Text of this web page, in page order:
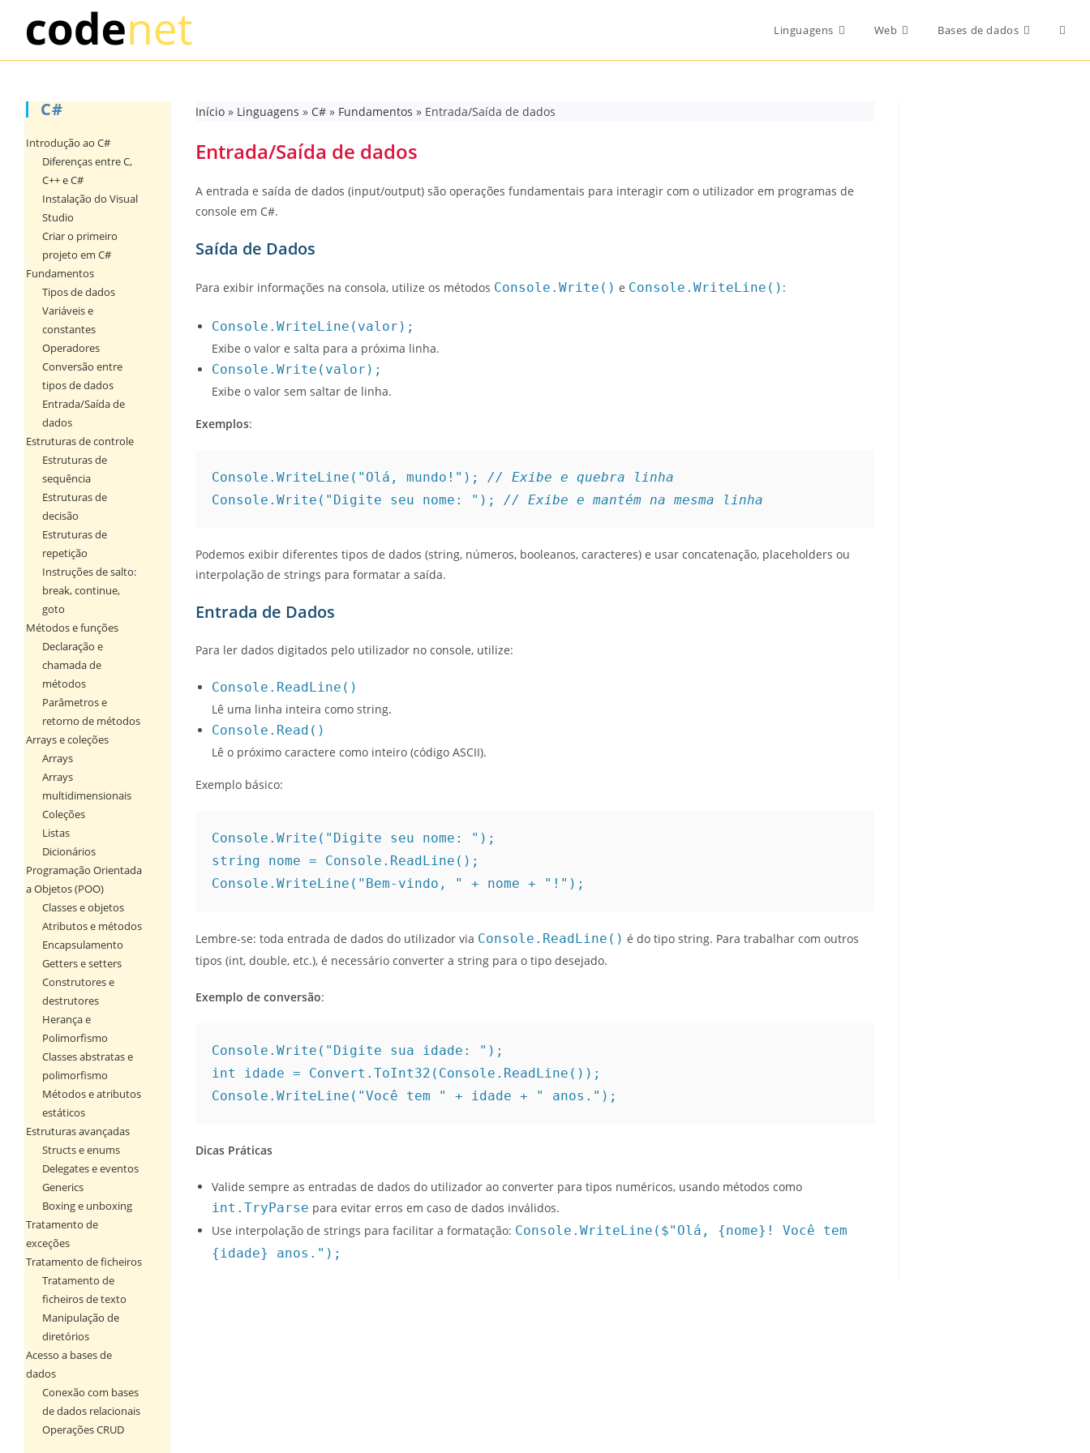
content
Linguagens Web Bases de dados
Início» Linguagens » C#» Fundamentos » Entrada/Saída de dados
Entrada/Saída de dados
A entrada e saída de dados (input/output) são operações fundamentais para interagir com o utilizador em programas de
console em C#.
Saída de Dados
Para exibir informações na consola, utilize os métodos Console.Write() e Console.WriteLine() :
Console.WriteLine(valor);
Exibe o valor e salta para a próxima linha.
Console.Write(valor);
Exibe o valor sem saltar de linha.
Exemplos:
Console.WriteLine("Olá, mundo!"); // Exibe e quebra linha
Console.Write("Digite seu nome: "); // Exibe e mantém na mesma linha
Podemos exibir diferentes tipos de dados (string, números, booleanos, caracteres) e usar concatenação, placeholders ou
interpolação de strings para formatar a saída.
Entrada de Dados
Para ler dados digitados pelo utilizador no console, utilize:
Console.ReadLine()
Lê uma linha inteira como string.
Console.Read()
Lê o próximo caractere como inteiro (código ASCII).
Exemplo básico:
Console.Write("Digite seu nome: ");
string nome = Console.ReadLine();
Console.WriteLine("Bem-vindo, " + nome + "!");
Lembre-se: toda entrada de dados do utilizador via Console.ReadLine() é do tipo string. Para trabalhar com outros
tipos (int, double, etc.), é necessário converter a string para o tipo desejado.
Exemplo de conversão:
Console.Write("Digite sua idade: ");
int idade = Convert.ToInt32(Console.ReadLine());
Console.WriteLine("Você tem " + idade + " anos.");
Dicas Práticas
Valide sempre as entradas de dados do utilizador ao converter para tipos numéricos, usando métodos como
int.TryParse para evitar erros em caso de dados inválidos.
Use interpolação de strings para facilitar a formatação: Console.WriteLine($"Olá, {nome}! Você tem
{idade} anos.");
C#
Introdução ao C#
Diferenças entre C,
C++ e C#
Instalação do Visual
Studio
Criar o primeiro
projeto em C#
Fundamentos
Tipos de dados
Variáveis e
constantes
Operadores
Conversão entre
tipos de dados
Entrada/Saída de
dados
Estruturas de controle
Estruturas de
sequência
Estruturas de
decisão
Estruturas de
repetição
Instruções de salto:
break, continue,
goto
Métodos e funções
Declaração e
chamada de
métodos
Parâmetros e
retorno de métodos
Arrays e coleções
Arrays
Arrays
multidimensionais
Coleções
Listas
Dicionários
Programação Orientada
a Objetos (POO)
Classes e objetos
Atributos e métodos
Encapsulamento
Getters e setters
Construtores e
destrutores
Herança e
Polimorfismo
Classes abstratas e
polimorfismo
Métodos e atributos
estáticos
Estruturas avançadas
Structs e enums
Delegates e eventos
Generics
Boxing e unboxing
Tratamento de
exceções
Tratamento de ficheiros
Tratamento de
ficheiros de texto
Manipulação de
diretórios
Acesso a bases de
dados
Conexão com bases
de dados relacionais
Operações CRUD